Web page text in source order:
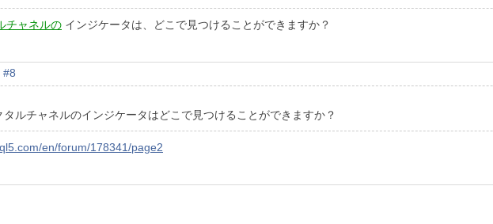
チャネルの インジケータは、どこで見つけることができますか？
#8
ルチャネルのインジケータはどこで見つけることができますか？
en/forum/178341/page2